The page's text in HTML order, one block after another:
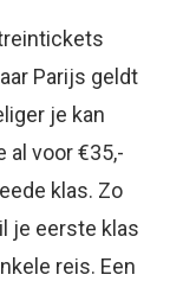
Parijs geldt
je kan
al voor €35,-
klas. Zo
je eerste klas
reis. Een